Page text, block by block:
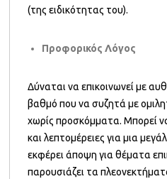
(της ειδικότητας του).
Προφορικός Λόγος
Δύναται να επικοινωνεί με
βαθμό που να συζητά με
χωρίς προσκόμματα. Μπορεί
και λεπτομέρειες για μια
εκφέρει άποψη για θέματα
παρουσιάζει τα